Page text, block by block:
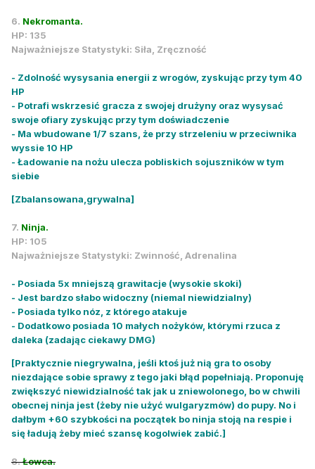
6. Nekromanta.
HP: 135
Najważniejsze Statystyki: Siła, Zręczność
- Zdolność wysysania energii z wrogów, zyskując przy tym 40
HP
- Potrafi wskrzesić gracza z swojej drużyny oraz wysysać
swoje ofiary zyskując przy tym doświadczenie
- Ma wbudowane 1/7 szans, że przy strzeleniu w przeciwnika
wyssie 10 HP
- Ładowanie na nożu ulecza pobliskich sojuszników w tym
siebie
[Zbalansowana,grywalna]
7. Ninja.
HP: 105
Najważniejsze Statystyki: Zwinność, Adrenalina
- Posiada 5x mniejszą grawitacje (wysokie skoki)
- Jest bardzo słabo widoczny (niemal niewidzialny)
- Posiada tylko nóz, z którego atakuje
- Dodatkowo posiada 10 małych nożyków, którymi rzuca z
daleka (zadając ciekawy DMG)
[Praktycznie niegrywalna, jeśli ktoś już nią gra to osoby
niezdające sobie sprawy z tego jaki błąd popełniają. Proponuję
zwiększyć niewidzialność tak jak u zniewolonego, bo w chwili
obecnej ninja jest (żeby nie użyć wulgaryzmów) do pupy. No i
dałbym +60 szybkości na początek bo ninja stoją na respie i
się ładują żeby mieć szansę kogolwiek zabić.]
8.Łowca.